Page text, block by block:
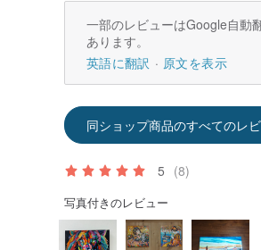
一部のレビューはGoogle自動
あります。
英語に翻訳
原文を表示
同ショップ商品のすべてのレ
5 (8)
写真付きのレビュー